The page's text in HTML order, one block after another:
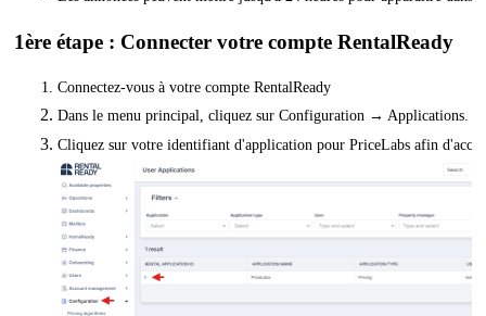
1ère étape : Connecter votre compte RentalReady
Connectez-vous à votre compte RentalReady
Dans le menu principal, cliquez sur Configuration → Applications.
Cliquez sur votre identifiant d'application pour PriceLabs afin